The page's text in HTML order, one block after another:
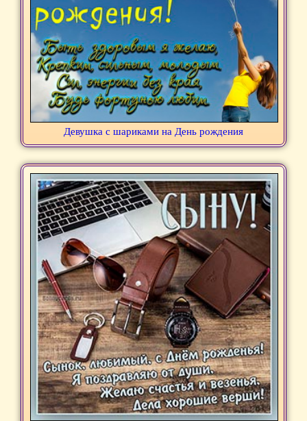
Девушка с шариками на День рождения